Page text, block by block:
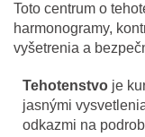
Toto centrum o
harmonogramy,
vyšetrenia a
Tehotenstvo je
jasnými
odkazmi na